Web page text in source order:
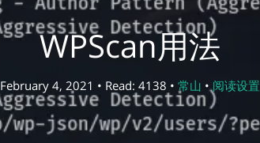
WPScan用法
February 4, 2021 • Read: 4138 • 常山 •阅读设置